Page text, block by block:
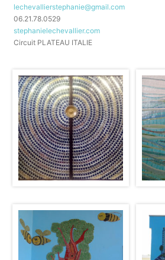
lechevallierstephanie@gmail.com
06.21.78.0529
stephanielechevallier.com
Circuit PLATEAU ITALIE